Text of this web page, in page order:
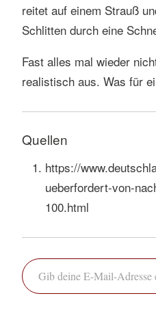
reitet auf einem Strauß
Schlitten durch eine
Fast alles mal wieder
realistisch aus. Was für
Quellen
https://
ueberfordert-von-
100.html
Gib deine E-Mail-Adresse ein …